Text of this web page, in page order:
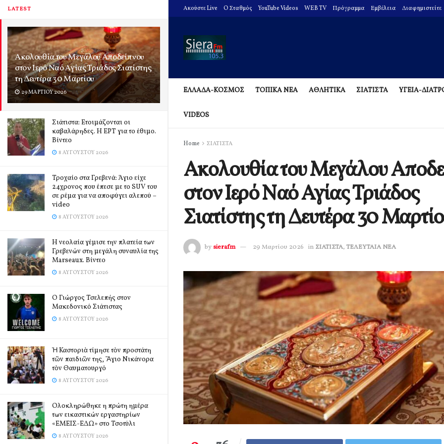
LATEST
Ακολουθία του Μεγάλου Αποδείπνου
στον Ιερό Ναό Αγίας Τριάδος Σιατίστης
τη Δευτέρα 30 Μαρτίου
29 ΜΑΡΤΊΟΥ 2026
Σιάτιστα: Ετοιμάζονται οι
καβαλάρηδες. Η ΕΡΤ για το έθιμο.
Βίντεο
8 ΑΥΓΟΎΣΤΟΥ 2026
Τροχαίο στα Γρεβενά: Άγιο είχε
24χρονος που έπεσε με το SUV του
σε ρέμα για να αποφύγει αλεπού –
video
8 ΑΥΓΟΎΣΤΟΥ 2026
Η νεολαία γέμισε την πλατεία των
Γρεβενών στη μεγάλη συναυλία της
Marseaux. Βίντεο
8 ΑΥΓΟΎΣΤΟΥ 2026
Ο Γιώργος Τσελεπής στον
Μακεδονικό Σιάτιστας
8 ΑΥΓΟΎΣΤΟΥ 2026
Ἡ Καστοριὰ τίμησε τὸν προστάτη
τῶν παιδιῶν της, Ἅγιο Νικάνορα
τὸν Θαυματουργό
8 ΑΥΓΟΎΣΤΟΥ 2026
Ολοκληρώθηκε η πρώτη ημέρα
των εικαστικών εργαστηρίων
«ΕΜΕΙΣ-ΕΔΩ» στο Τσοτύλι
8 ΑΥΓΟΎΣΤΟΥ 2026
Ακούστε Live O Σταθμός YouTube Videos WEB TV Πρόγραμμα Εμβέλεια Διαφημιστείτε
ΕΛΛΑΔΑ-ΚΟΣΜΟΣ ΤΟΠΙΚΑ ΝΕΑ ΑΘΛΗΤΙΚΑ ΣΙΑΤΙΣΤΑ ΥΓΕΙΑ-
VIDEOS
Home ΣΙΑΤΙΣΤΑ
Ακολουθία του Μεγάλου
στον Ιερό Ναό Αγίας Τριάδος
Σιατίστης τη Δευτέρα 30
by sierafm 29 Μαρτίου 2026 in ΣΙΑΤΙΣΤΑ, ΤΕΛΕΥΤΑΙΑ ΝΕΑ